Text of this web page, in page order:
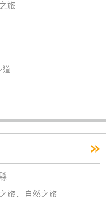
旅
道
»
旅, 自然之旅